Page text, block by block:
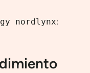
nordlynx: